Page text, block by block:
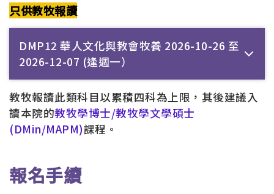
只供教牧報讀
DMP12 華人文化與教會牧養 2026-10-26 至
2026-12-07 (逢週一）
教牧報讀此類科目以累積四科為上限，其後建議入
讀本院的教牧學博士/教牧學文學碩士
(DMin/MAPM)課程。
報名手續